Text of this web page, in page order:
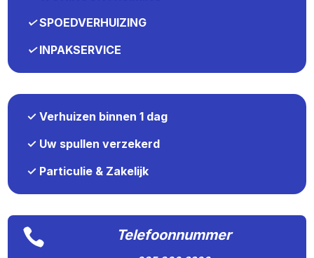
✓SPOEDVERHUIZING
✓INPAKSERVICE
✓ Verhuizen binnen 1 dag
✓ Uw spullen verzekerd
✓ Particulie & Zakelijk
 Telefoonnummer